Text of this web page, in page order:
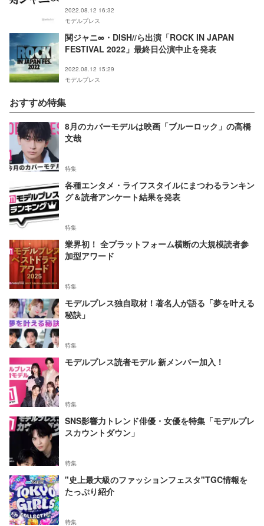
2022.08.12 16:32
モデルプレス
関ジャニ∞・DISH//ら出演「ROCK IN JAPAN
FESTIVAL 2022」最終日公演中止を発表
2022.08.12 15:29
モデルプレス
おすすめ特集
8月のカバーモデルは映画「ブルーロック」の高橋
文哉
特集
各種エンタメ・ライフスタイルにまつわるランキン
グ＆読者アンケート結果を発表
特集
業界初！ 全プラットフォーム横断の大規模読者参
加型アワード
特集
モデルプレス独自取材！著名人が語る「夢を叶える
秘訣」
特集
モデルプレス読者モデル 新メンバー加入！
特集
SNS影響力トレンド俳優・女優を特集「モデルプレ
スカウントダウン」
特集
"史上最大級のファッションフェスタ"TGC情報を
たっぷり紹介
特集